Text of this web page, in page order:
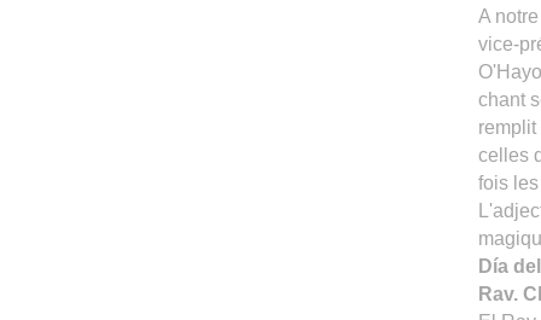
A
vice-
chant
celles
fois
Día
Rav.